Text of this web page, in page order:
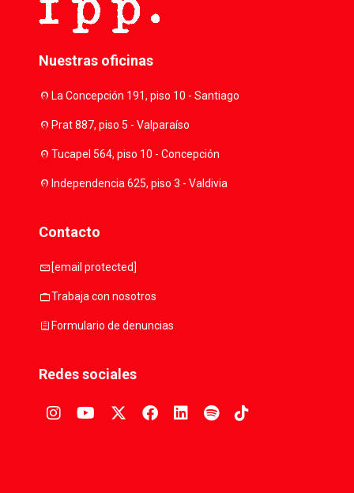
Nuestras oficinas
location_onLa Concepción 191, piso 10 - Santiago
location_onPrat 887, piso 5 - Valparaíso
location_onTucapel 564, piso 10 - Concepción
location_onIndependencia 625, piso 3 - Valdivia
Contacto
mail [email protected]
workTrabaja con nosotros
assignmentFormulario de denuncias
Redes sociales